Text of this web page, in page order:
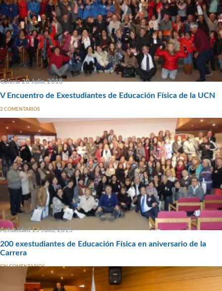
Galería 20 Julio, 2018
V Encuentro de Exestudiantes de Educación Física de la UCN
2 COMENTARIOS
Actualidad 15 Julio, 2015
200 exestudiantes de Educación Física en aniversario de la
Carrera
SIN COMENTARIOS